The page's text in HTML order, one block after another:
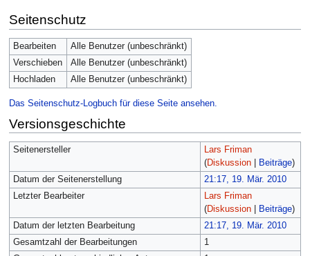
Seitenschutz
Bearbeiten
Alle Benutzer (unbeschränkt)
Verschieben
Alle Benutzer (unbeschränkt)
Hochladen
Alle Benutzer (unbeschränkt)
Das Seitenschutz-Logbuch für diese Seite ansehen.
Versionsgeschichte
Seitenersteller
Lars Friman
(Diskussion| Beiträge)
Datum der Seitenerstellung
21:17, 19. Mär. 2010
Letzter Bearbeiter
Lars Friman
(Diskussion| Beiträge)
Datum der letzten Bearbeitung
21:17, 19. Mär. 2010
Gesamtzahl der Bearbeitungen
1